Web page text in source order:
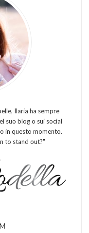
Ilaria ha sempre
suo blog o sui social
in questo momento.
to stand out?"